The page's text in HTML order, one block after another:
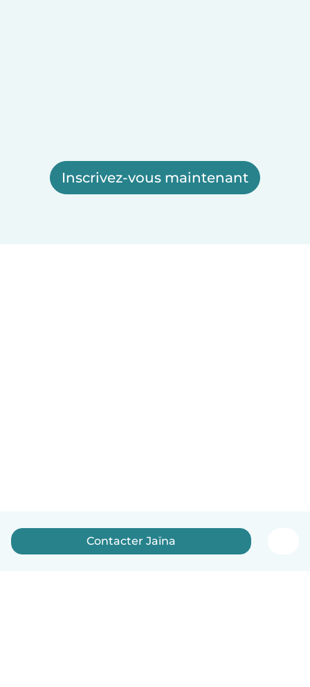
Inscrivez-vous maintenant
Contacter Jaïna